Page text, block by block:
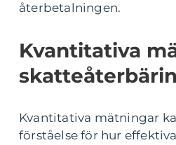
återbetalningen.
Kvantitativa
Kvantitativa mätningar
förståelse för hur